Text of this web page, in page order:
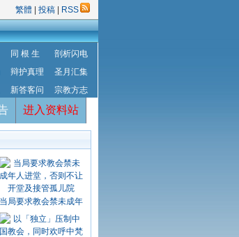
繁體 投稿 RSS
同 根 生
剖析闪电
辩护真理
圣月汇集
新答客问 宗教方志
进入资料站
当局要求教会禁未成年